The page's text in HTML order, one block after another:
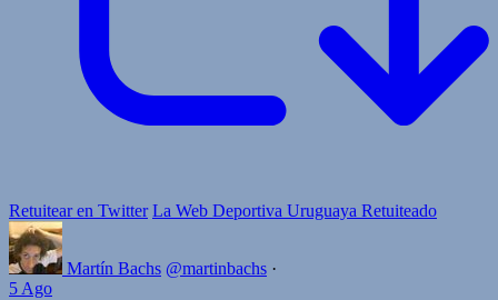
Retuitear en Twitter La Web Deportiva Uruguaya Retuiteado
Martín Bachs @martinbachs ·
5 Ago